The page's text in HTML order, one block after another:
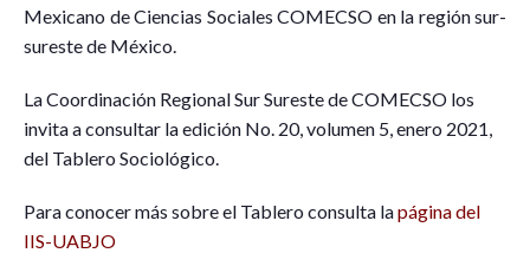
Mexicano de Ciencias Sociales COMECSO en la región sur-
sureste de México.
La Coordinación Regional Sur Sureste de COMECSO los
invita a consultar la edición No. 20, volumen 5, enero 2021,
del Tablero Sociológico.
Para conocer más sobre el Tablero consulta lapágina del
IIS-UABJO